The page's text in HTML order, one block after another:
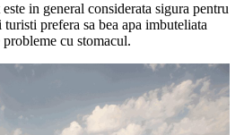
in general considerata sigura pentru
prefera sa bea apa imbuteliata
cu stomacul.